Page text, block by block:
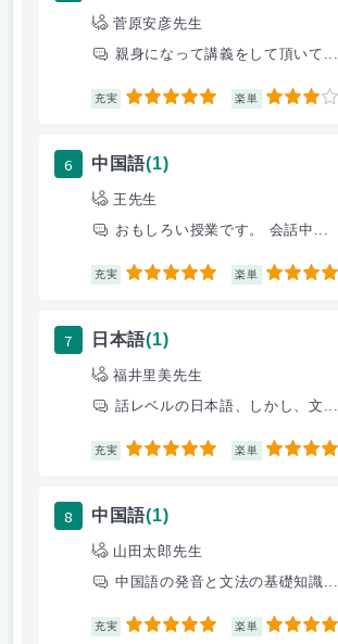
菅原安彦先生
親身になって講義をして頂いて...
充実 5 楽単 3
6 中国語(1)
王先生
おもしろい授業です。 会話中...
充実 5 楽単 5
7 日本語(1)
福井里美先生
話レベルの日本語、しかし、文...
充実 5 楽単 5
8 中国語(1)
山田太郎先生
中国語の発音と文法の基礎知識...
充実 5 楽単 5